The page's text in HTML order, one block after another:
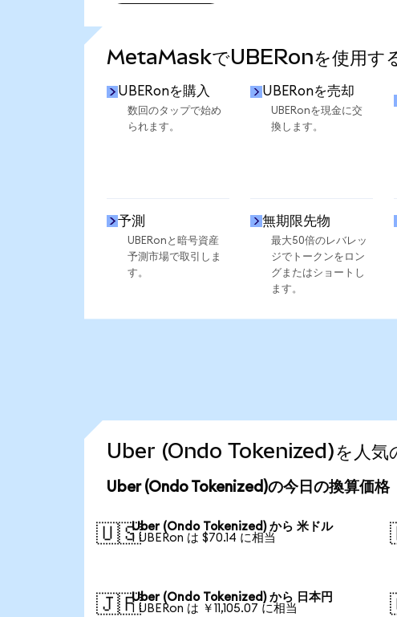
MetaMaskでUBERonを使用す
UBERonを購入
数回のタップで始め
られます。
UBERonを売却
UBERonを現金に交
換します。
予測
UBERonと暗号資産
予測市場で取引しま
す。
無期限先物
最大50倍のレバレッ
ジでトークンをロン
グまたはショートし
ます。
Uber (Ondo Tokenized)を人気
Uber (Ondo Tokenized)の今日の換算価格
🇺🇸Uber (Ondo Tokenized) から 米ドル
1 UBERon は $70.14 に相当
🇯🇵Uber (Ondo Tokenized) から 日本円
1 UBERon は ￥11,105.07 に相当